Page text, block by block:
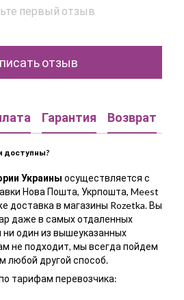
первый отзыв
отзыв
Гарантия Возврат
доступны?
Украины осуществляется с
Нова Пошта, Укрпошта, Meest
доставка в магазины Rozetka. Вы
даже в самых отдаленных
ни один из вышеуказанных
не подходит, мы всегда пойдем
любой другой способ.
тарифам перевозчика: